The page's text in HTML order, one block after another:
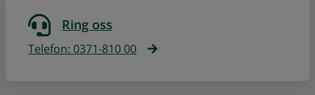
Ring oss
Telefon: 0371-810 00